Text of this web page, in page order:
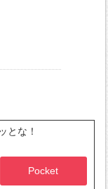
とな！
Pocket